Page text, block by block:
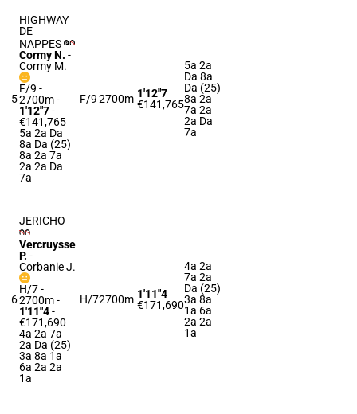
5
HIGHWAY
DE
NAPPES
Cormy N. -
Cormy M.
F/9 -
2700m-
1'12"7-
€141,765
5a 2a Da
8a Da (25)
8a 2a 7a
2a 2a Da
7a
F/92700m 1'12"7
€141,765
5a 2a
Da 8a
Da (25)
8a 2a
7a 2a
2a Da
7a
6
JERICHO
Vercruysse
P. -
Corbanie J.
H/7 -
2700m-
1'11"4-
€171,690
4a 2a 7a
2a Da (25)
3a 8a 1a
6a 2a 2a
1a
H/72700m 1'11"4
€171,690
4a 2a
7a 2a
Da (25)
3a 8a
1a 6a
2a 2a
1a